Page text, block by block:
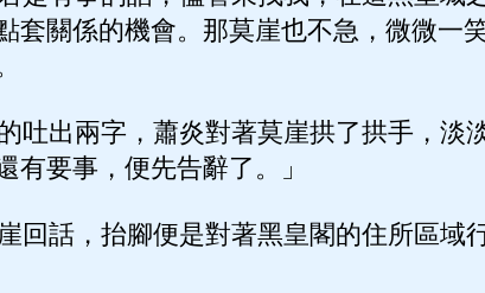
套關係的機會。那莫崖也不急，微微一
吐出兩字，蕭炎對著莫崖拱了拱手，淡
有要事，便先告辭了。」
回話，抬腳便是對著黑皇閣的住所區域